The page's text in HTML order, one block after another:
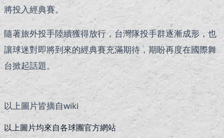
將投入經典賽。
隨著旅外投手陸續獲得放行，台灣隊投手群逐漸成形，也
讓球迷對即將到來的經典賽充滿期待，期盼再度在國際舞
台掀起話題。
以上圖片皆摘自wiki
以上圖片均來自各球團官方網站